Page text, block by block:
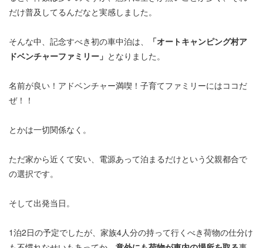
だけ普及してるんだなと実感しました。
そんな中、記念すべき初の車中泊は、
「オートキャンピング村ア
ドベンチャーファミリー」 となりました。
名前が良い！アドベンチャー満喫！子育てファミリーにはココだ
ぜ！！
とかは一切関係なく。
ただ家から近くて安い、電源あって泊まるだけという父親都合で
の選択です。
そして出発当日。
1泊2日の予定でしたが、家族4人分の持って行くべき荷物の仕分け